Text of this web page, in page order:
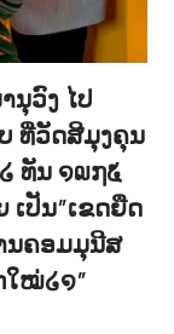
ນຸວົງ ໄປ
ທີ່ວັດສີມຸງຄຸນ
ທັນ ໑໙໗໕
ເປັນ”ເຂດຍືດ
ນຄອມມຸນີສ
ໃໝ່໒໑”